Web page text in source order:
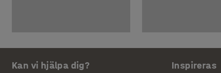
Kan vi hjälpa dig? Inspireras